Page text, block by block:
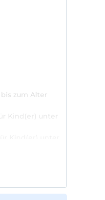
zum Alter
Kind(er) unter